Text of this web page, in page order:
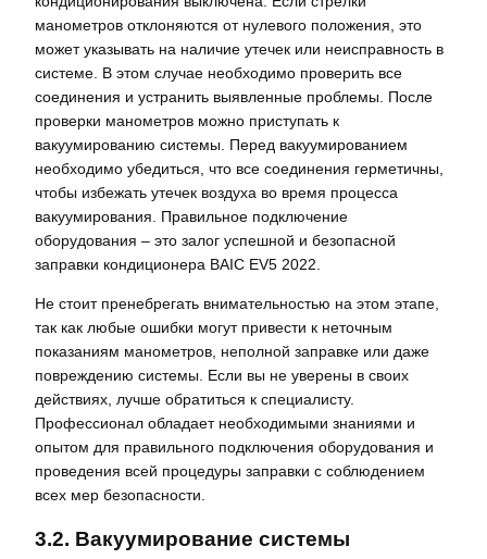
манометров отклоняются от нулевого положения, это
может указывать на наличие утечек или неисправность в
системе. В этом случае необходимо проверить все
соединения и устранить выявленные проблемы. После
проверки манометров можно приступать к
вакуумированию системы. Перед вакуумированием
необходимо убедиться, что все соединения герметичны,
чтобы избежать утечек воздуха во время процесса
вакуумирования. Правильное подключение
оборудования – это залог успешной и безопасной
заправки кондиционера BAIC EV5 2022.
Не стоит пренебрегать внимательностью на этом этапе,
так как любые ошибки могут привести к неточным
показаниям манометров, неполной заправке или даже
повреждению системы. Если вы не уверены в своих
действиях, лучше обратиться к специалисту.
Профессионал обладает необходимыми знаниями и
опытом для правильного подключения оборудования и
проведения всей процедуры заправки с соблюдением
всех мер безопасности.
3.2. Вакуумирование системы